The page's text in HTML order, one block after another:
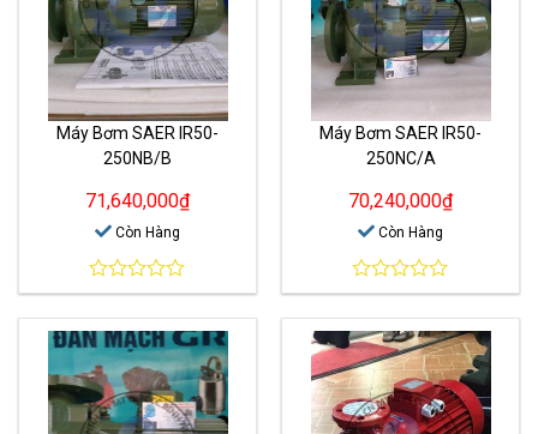
Máy Bơm SAER IR50-
250NB/B
71,640,000₫
Còn Hàng
0
out
of
5
Máy Bơm SAER IR50-
250NC/A
70,240,000₫
Còn Hàng
0
out
of
5